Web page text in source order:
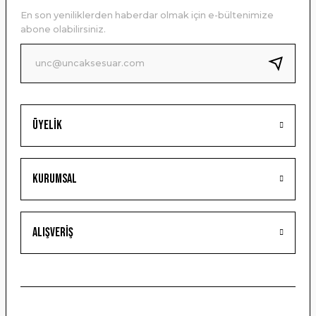
Ürün bilgilerinde hatalar bulunuyor.
Ürün fiyatı diğer sitelerden daha pahalı.
Bu ürüne benzer farklı alternatifler olmalı.
Üyelik
Kurumsal
Alışveriş
En son yeniliklerden haberdar olmak için e-bültenimize
abone olabilirsiniz.